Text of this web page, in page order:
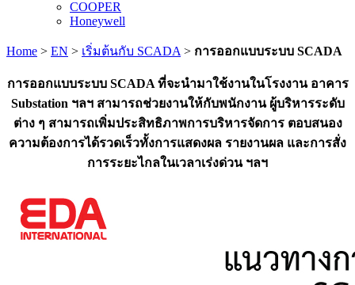
COOPER
Honeywell
Home > EN > เริ่มต้นกับ SCADA > การออกแบบระบบ SCADA
การออกแบบระบบ SCADA ที่จะนำมาใช้งานในโรงงาน อาคาร
Substation ฯลฯ สามารถช่วยงานให้กับพนักงาน ผู้บริหารระดับ
ต่าง ๆ สามารถเพิ่มประสิทธิภาพการบริหารจัดการ ตอบสนอง
ความต้องการได้รวดเร็วทั้งการแสดงผล รายงานผล และการสั่ง
การระยะไกลในเวลาเร่งด่วน ฯลฯ